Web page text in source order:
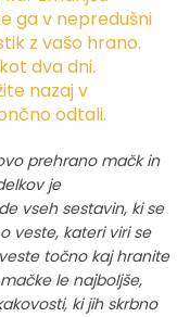
ga v nepredušni
z vašo hrano.
dva dni.
nazaj v
odtali.
prehrano mačk in
je
vseh sestavin, ki se
veste, kateri viri se
točno kaj hranite
le najboljše,
ki jih skrbno